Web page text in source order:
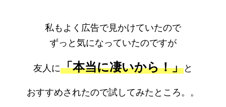
私もよく広告で見かけていたので
ずっと気になっていたのですが
友人に「本当に凄いから！」と
おすすめされたので試してみたところ。。